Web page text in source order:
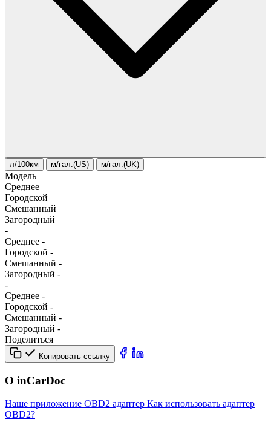
л/100км м/гал.(US) м/гал.(UK)
Модель
Среднее
Городской
Смешанный
Загородный
-
Среднее -
Городской -
Смешанный -
Загородный -
-
Среднее -
Городской -
Смешанный -
Загородный -
Поделиться
Копировать ссылку
О inCarDoc
Наше приложение OBD2 адаптер Как использовать адаптер
OBD2?